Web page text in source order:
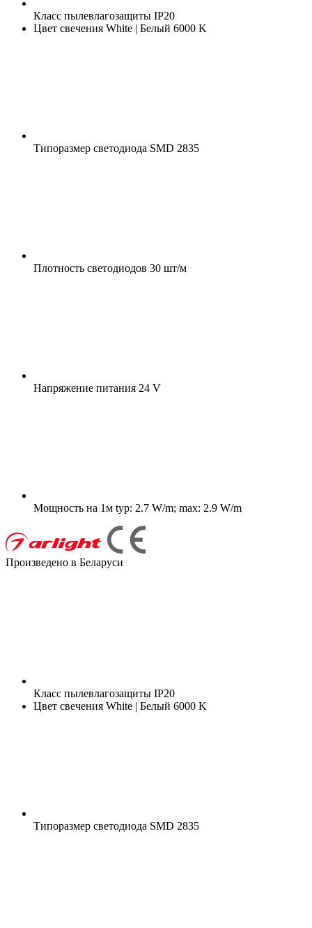
Класс пылевлагозащиты IP20
Цвет свечения White | Белый 6000 K
Типоразмер светодиода SMD 2835
Плотность светодиодов 30 шт/м
Напряжение питания 24 V
Мощность на 1м typ: 2.7 W/m; max: 2.9 W/m
Произведено в Беларуси
Класс пылевлагозащиты IP20
Цвет свечения White | Белый 6000 K
Типоразмер светодиода SMD 2835